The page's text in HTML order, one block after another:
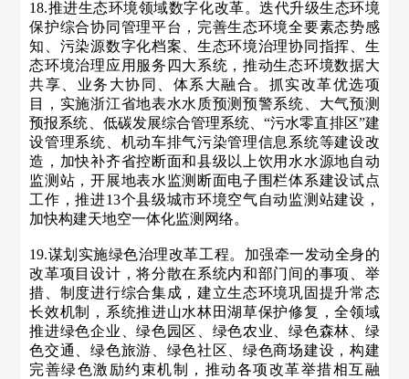
18.推进生态环境领域数字化改革。迭代升级生态环境
保护综合协同管理平台，完善生态环境全要素态势感
知、污染源数字化档案、生态环境治理协同指挥、生
态环境治理应用服务四大系统，推动生态环境数据大
共享、业务大协同、体系大融合。抓实改革优选项
目，实施浙江省地表水水质预测预警系统、大气预测
预报系统、低碳发展综合管理系统、“污水零直排区”建
设管理系统、机动车排气污染管理信息系统等建设改
造，加快补齐省控断面和县级以上饮用水水源地自动
监测站，开展地表水监测断面电子围栏体系建设试点
工作，推进13个县级城市环境空气自动监测站建设，
加快构建天地空一体化监测网络。
19.谋划实施绿色治理改革工程。加强牵一发动全身的
改革项目设计，将分散在系统内和部门间的事项、举
措、制度进行综合集成，建立生态环境巩固提升常态
长效机制，系统推进山水林田湖草保护修复，全领域
推进绿色企业、绿色园区、绿色农业、绿色森林、绿
色交通、绿色旅游、绿色社区、绿色商场建设，构建
完善绿色激励约束机制，推动各项改革举措相互融